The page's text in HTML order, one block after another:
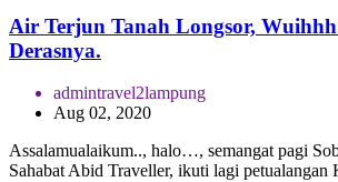
Air Terjun Tanah Longsor,
Derasnya.
admintravel2lampung
Aug 02, 2020
Assalamualaikum.., halo…, semangat pagi
Sahabat Abid Traveller, ikuti lagi